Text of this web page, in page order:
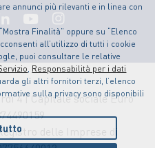
annunci più rilevanti e in linea con
Finalità” oppure su “Elenco
all’utilizzo di tutti i cookie
puoi consultare le relative
, Responsabilità per i dati
gli altri fornitori terzi, l’elenco
sulla privacy sono disponibili
4 | Capitale sociale Euro
delle Imprese di